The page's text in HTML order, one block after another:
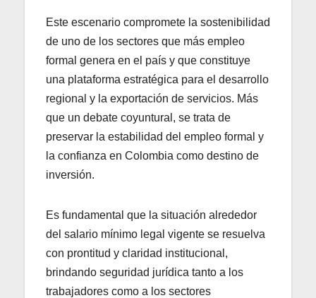
Este escenario compromete la sostenibilidad
de uno de los sectores que más empleo
formal genera en el país y que constituye
una plataforma estratégica para el desarrollo
regional y la exportación de servicios. Más
que un debate coyuntural, se trata de
preservar la estabilidad del empleo formal y
la confianza en Colombia como destino de
inversión.
Es fundamental que la situación alrededor
del salario mínimo legal vigente se resuelva
con prontitud y claridad institucional,
brindando seguridad jurídica tanto a los
trabajadores como a los sectores